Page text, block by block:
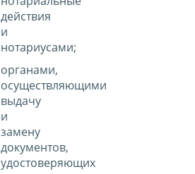
действия
и
нотариусами;
органами,
осуществляющими
выдачу
и
замену
документов,
удостоверяющих